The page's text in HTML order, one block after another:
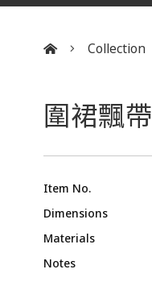
Collection
圍裙飄帶
Item No.
Dimensions
Materials
Notes